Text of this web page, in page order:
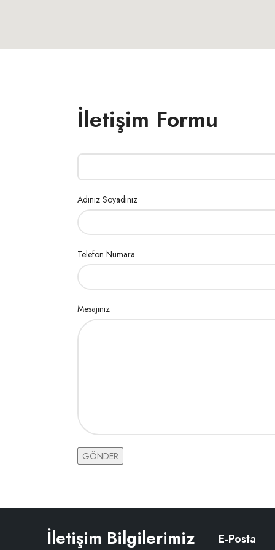
İletişim Formu
Adınız Soyadınız
Telefon Numara
Mesajınız
İletişim Bilgilerimiz E-Posta